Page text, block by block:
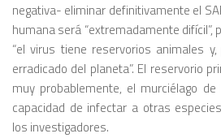
negativa- eliminar definitivamente el
humana será “extremadamente difícil”,
“el virus tiene reservorios animales
erradicado del planeta”. El reservorio
muy probablemente, el murciélago
capacidad de infectar a otras
los investigadores.